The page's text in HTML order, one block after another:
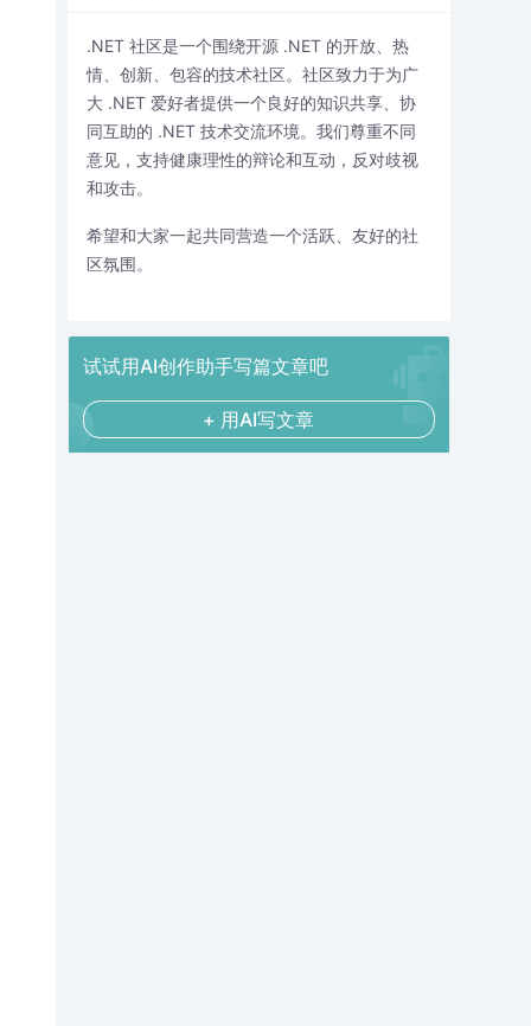
.NET 社区是一个围绕开源 .NET 的开放、热
情、创新、包容的技术社区。社区致力于为广
大 .NET 爱好者提供一个良好的知识共享、协
同互助的 .NET 技术交流环境。我们尊重不同
意见，支持健康理性的辩论和互动，反对歧视
和攻击。
希望和大家一起共同营造一个活跃、友好的社
区氛围。
试试用AI创作助手写篇文章吧
+ 用AI写文章